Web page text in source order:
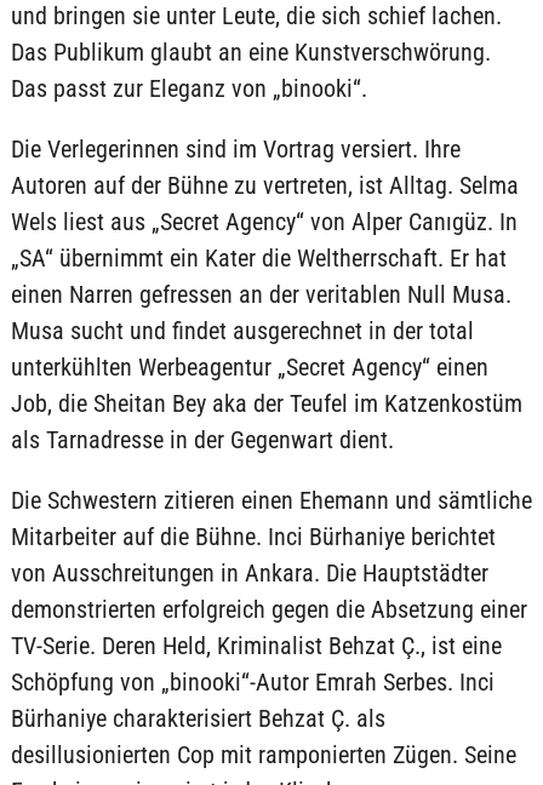
und bringen sie unter Leute, die sich schief lachen.
Das Publikum glaubt an eine Kunstverschwörung.
Das passt zur Eleganz von „binooki“.
Die Verlegerinnen sind im Vortrag versiert. Ihre
Autoren auf der Bühne zu vertreten, ist Alltag. Selma
Wels liest aus „Secret Agency“ von Alper Canıgüz. In
„SA“ übernimmt ein Kater die Weltherrschaft. Er hat
einen Narren gefressen an der veritablen Null Musa.
Musa sucht und findet ausgerechnet in der total
unterkühlten Werbeagentur „Secret Agency“ einen
Job, die Sheitan Bey aka der Teufel im Katzenkostüm
als Tarnadresse in der Gegenwart dient.
Die Schwestern zitieren einen Ehemann und sämtliche
Mitarbeiter auf die Bühne. Inci Bürhaniye berichtet
von Ausschreitungen in Ankara. Die Hauptstädter
demonstrierten erfolgreich gegen die Absetzung einer
TV-Serie. Deren Held, Kriminalist Behzat Ç., ist eine
Schöpfung von „binooki“-Autor Emrah Serbes. Inci
Bürhaniye charakterisiert Behzat Ç. als
desillusionierten Cop mit ramponierten Zügen. Seine